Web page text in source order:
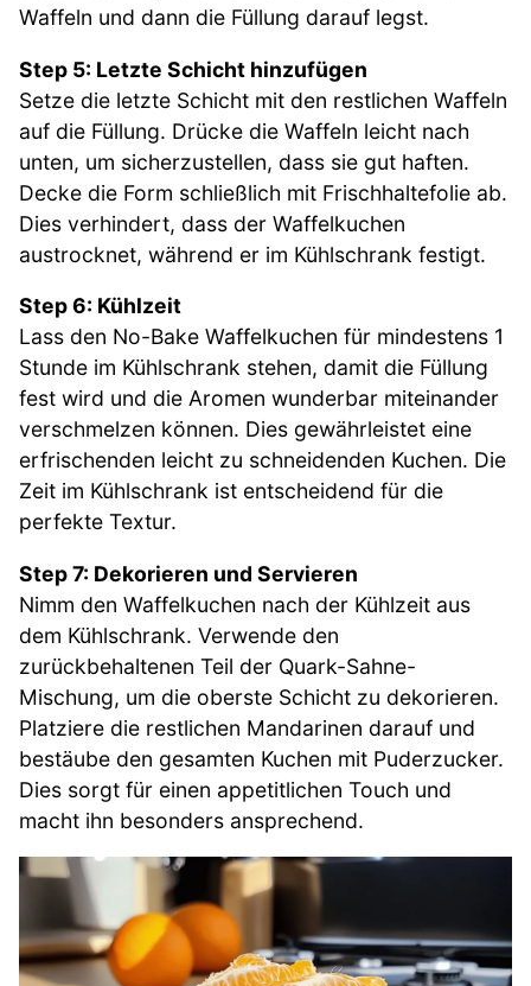
Waffeln und dann die Füllung darauf legst.
Step 5: Letzte Schicht hinzufügen
Setze die letzte Schicht mit den restlichen Waffeln
auf die Füllung. Drücke die Waffeln leicht nach
unten, um sicherzustellen, dass sie gut haften.
Decke die Form schließlich mit Frischhaltefolie ab.
Dies verhindert, dass der Waffelkuchen
austrocknet, während er im Kühlschrank festigt.
Step 6: Kühlzeit
Lass den No-Bake Waffelkuchen für mindestens 1
Stunde im Kühlschrank stehen, damit die Füllung
fest wird und die Aromen wunderbar miteinander
verschmelzen können. Dies gewährleistet eine
erfrischenden leicht zu schneidenden Kuchen. Die
Zeit im Kühlschrank ist entscheidend für die
perfekte Textur.
Step 7: Dekorieren und Servieren
Nimm den Waffelkuchen nach der Kühlzeit aus
dem Kühlschrank. Verwende den
zurückbehaltenen Teil der Quark-Sahne-
Mischung, um die oberste Schicht zu dekorieren.
Platziere die restlichen Mandarinen darauf und
bestäube den gesamten Kuchen mit Puderzucker.
Dies sorgt für einen appetitlichen Touch und
macht ihn besonders ansprechend.